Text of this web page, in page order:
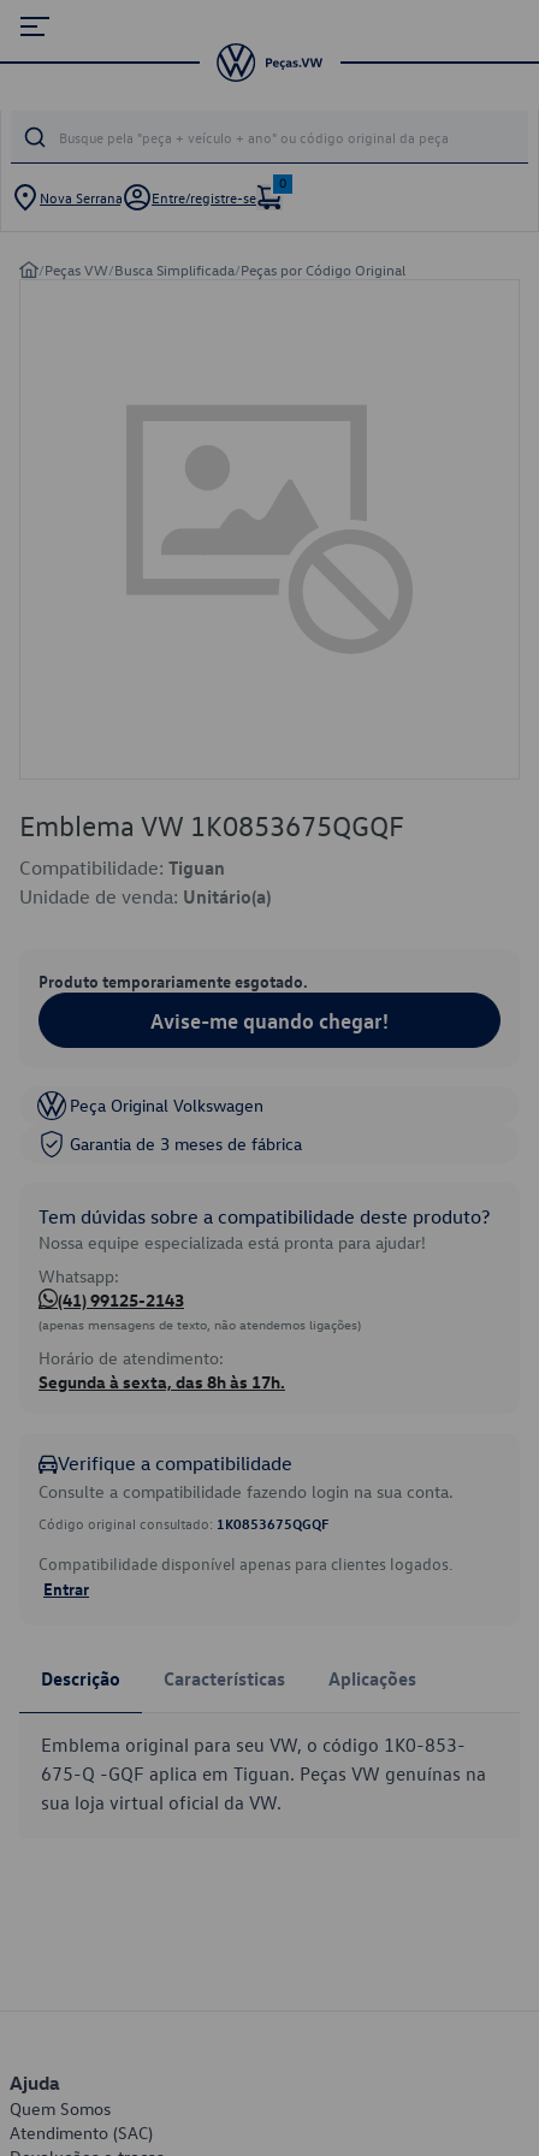
Nova Serrana Entre/registre-se
0
/Peças VW/Busca Simplificada/Peças por Código Original
Emblema VW 1K0853675QGQF
Compatibilidade: Tiguan
Unidade de venda: Unitário(a)
Produto temporariamente esgotado.
Avise-me quando chegar!
Peça Original Volkswagen
Garantia de 3 meses de fábrica
Tem dúvidas sobre a compatibilidade deste produto?
Nossa equipe especializada está pronta para ajudar!
Whatsapp:
(41) 99125-2143
(apenas mensagens de texto, não atendemos ligações)
Horário de atendimento:
Segunda à sexta, das 8h às 17h.
Verifique a compatibilidade
Consulte a compatibilidade fazendo login na sua conta.
Código original consultado: 1K0853675QGQF
Compatibilidade disponível apenas para clientes logados.
Entrar
Descrição Características Aplicações
Emblema original para seu VW, o código 1K0-853-
675-Q -GQF aplica em Tiguan. Peças VW genuínas na
sua loja virtual oficial da VW.
Ajuda
Quem Somos
Atendimento (SAC)